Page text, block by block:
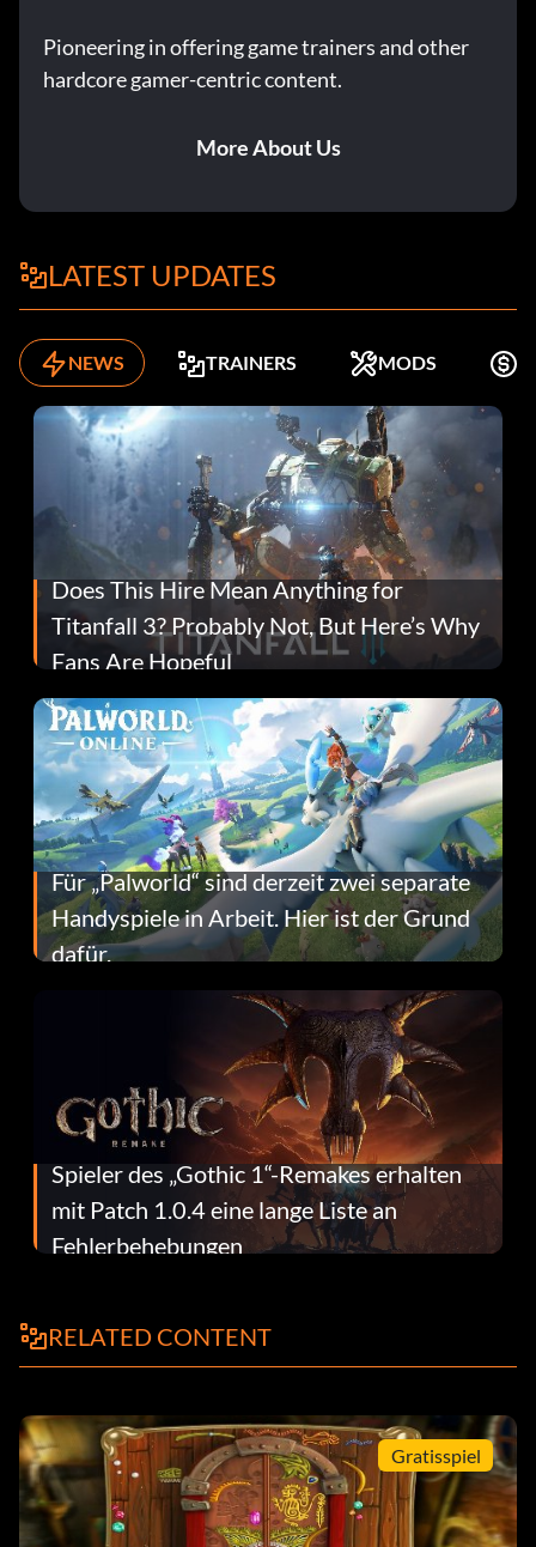
Pioneering in offering game trainers and other
hardcore gamer-centric content.
More About Us
LATEST UPDATES
NEWS TRAINERS MODS
Does This Hire Mean Anything for
Titanfall 3? Probably Not, But Here’s Why
Fans Are Hopeful
Für „Palworld“ sind derzeit zwei separate
Handyspiele in Arbeit. Hier ist der Grund
dafür.
Spieler des „Gothic 1“-Remakes erhalten
mit Patch 1.0.4 eine lange Liste an
Fehlerbehebungen
RELATED CONTENT
Gratisspiel